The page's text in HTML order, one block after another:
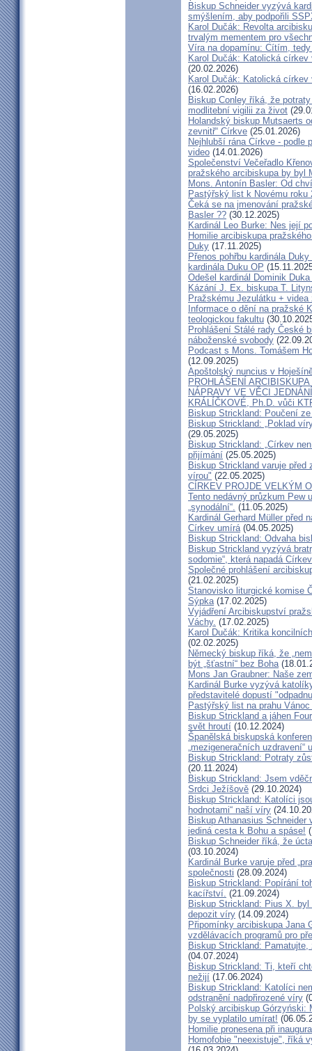
Biskup Schneider vyzývá
smýšlením, aby podpořili
Karol Dučák: Revolta
trvalým mementem pro
Víra na dopamínu: Cítím,
Karol Dučák: Katolická
(20.02.2026)
Karol Dučák: Katolická
(16.02.2026)
Biskup Conley říká, že
modlitební vigilii za život
Holandský biskup Mutsaerts
zevnitř“ Církve (25.01.2026)
Nejhlubší rána Církve - podle
video (14.01.2026)
Společenství Večeřadlo
pražského arcibiskupa by byl
Mons. Antonín Basler: Od
Pastýřský list k Novému roku
Čeká se na jmenování
Basler ?? (30.12.2025)
Kardinál Leo Burke: Nes její
Homilie arcibiskupa
Duky (17.11.2025)
Přenos pohřbu kardinála
kardinála Duku OP
Odešel kardinál Dominik
Kázání J. Ex. biskupa T.
Pražskému Jezulátku + videa
Informace o dění na pražské
teologickou fakultu
Prohlášení Stálé rady České
náboženské svobody
Podcast s Mons. Tomášem
(12.09.2025)
Apoštolský nuncius v
PROHLÁŠENÍ
NÁPRAVY VE VĚCI
KRÁLÍČKOVÉ, Ph.D. vůči
Biskup Strickland: Poučení
Biskup Strickland: „Poklad
(29.05.2025)
Biskup Strickland: „Církev
přijímání (25.05.2025)
Biskup Strickland varuje
vírou" (22.05.2025)
CÍRKEV PROJDE VELKÝM
Tento nedávný průzkum Pew
„synodální“. (11.05.2025)
Kardinál Gerhard Müller před
Církev umírá(04.05.2025)
Biskup Strickland: Odvaha
Biskup Strickland vyzývá
sodomie“, která napadá Církev
Společné prohlášení
(21.02.2025)
Stanovisko liturgické komise
Sýpka(17.02.2025)
Vyjádření Arcibiskupství
Váchy. (17.02.2025)
Karol Dučák: Kritika
(02.02.2025)
Německý biskup říká, že
být „šťastní“ bez Boha
Mons Jan Graubner: Naše
Kardinál Burke vyzývá
představitelé dopustí
Pastýřský list na prahu
Biskup Strickland a jáhen
svět hroutí (10.12.2024)
Španělská biskupská
„mezigeneračních
Biskup Strickland: Potraty
(20.11.2024)
Biskup Strickland: Jsem
Srdci Ježíšově (29.10.2024)
Biskup Strickland: Katolíci
hodnotami“ naší víry
Biskup Athanasius
jediná cesta k Bohu a spáse!
Biskup Schneider říká, že
(03.10.2024)
Kardinál Burke varuje před
společnosti (28.09.2024)
Biskup Strickland: Popírání
kacířství. (21.09.2024)
Biskup Strickland: Pius X.
depozit víry (14.09.2024)
Připomínky arcibiskupa Jana
vzdělávacích programů pro
Biskup Strickland:
(04.07.2024)
Biskup Strickland: Ti, kteří
nežijí (17.06.2024)
Biskup Strickland: Katolíci
odstranění nadpřirozené víry
Polský arcibiskup Górzyński:
by se vyplatilo umírat!
Homilie pronesena při
Homofobie "neexistuje", říká